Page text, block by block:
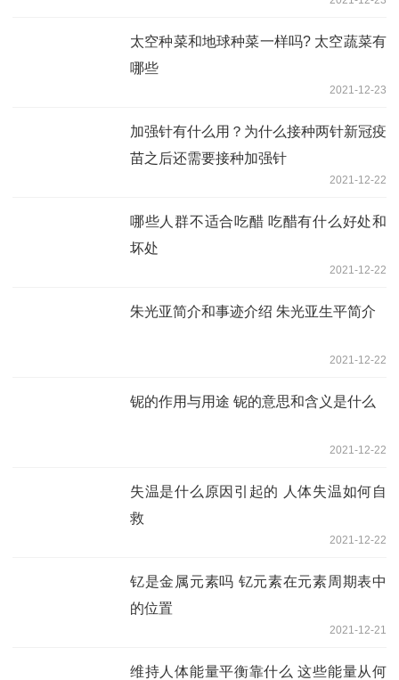
太空种菜和地球种菜一样吗? 太空蔬菜有
哪些
2021-12-23
加强针有什么用？为什么接种两针新冠疫
苗之后还需要接种加强针
2021-12-22
哪些人群不适合吃醋 吃醋有什么好处和
坏处
2021-12-22
朱光亚简介和事迹介绍 朱光亚生平简介
2021-12-22
铌的作用与用途 铌的意思和含义是什么
2021-12-22
失温是什么原因引起的 人体失温如何自
救
2021-12-22
钇是金属元素吗 钇元素在元素周期表中
的位置
2021-12-21
维持人体能量平衡靠什么 这些能量从何